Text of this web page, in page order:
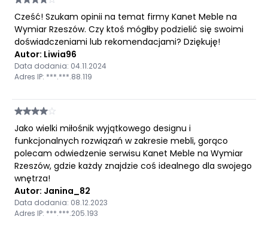
Cześć! Szukam opinii na temat firmy Kanet Meble na
Wymiar Rzeszów. Czy ktoś mógłby podzielić się swoimi
doświadczeniami lub rekomendacjami? Dziękuję!
Autor: Liwia96
Data dodania: 04.11.2024
Adres IP: ***.***.88.119
Jako wielki miłośnik wyjątkowego designu i
funkcjonalnych rozwiązań w zakresie mebli, gorąco
polecam odwiedzenie serwisu Kanet Meble na Wymiar
Rzeszów, gdzie każdy znajdzie coś idealnego dla swojego
wnętrza!
Autor: Janina_82
Data dodania: 08.12.2023
Adres IP: ***.***.205.193